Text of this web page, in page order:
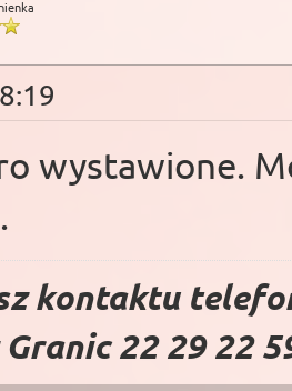
wystawione.
kontaktu
22 29 22